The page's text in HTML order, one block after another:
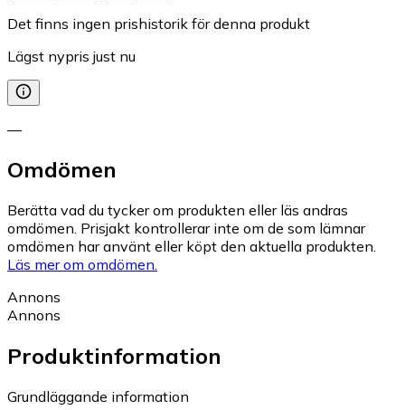
Det finns ingen prishistorik för denna produkt
Lägst nypris just nu
—
Omdömen
Berätta vad du tycker om produkten eller läs andras
omdömen. Prisjakt kontrollerar inte om de som lämnar
omdömen har använt eller köpt den aktuella produkten.
Läs mer om omdömen.
Annons
Annons
Produktinformation
Grundläggande information